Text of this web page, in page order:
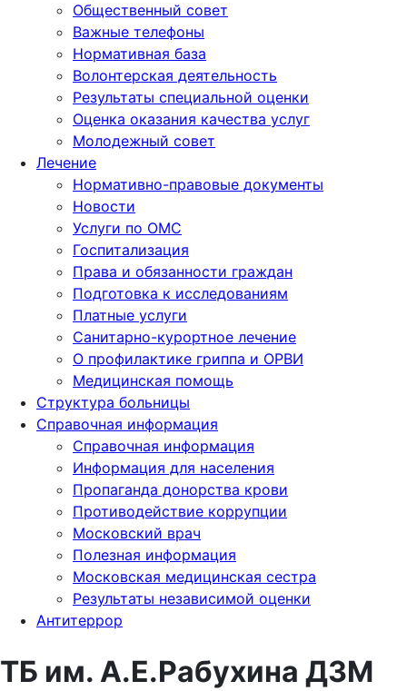
Общественный совет
Важные телефоны
Нормативная база
Волонтерская деятельность
Результаты специальной оценки
Оценка оказания качества услуг
Молодежный совет
Лечение
Нормативно-правовые документы
Новости
Услуги по ОМС
Госпитализация
Права и обязанности граждан
Подготовка к исследованиям
Платные услуги
Санитарно-курортное лечение
О профилактике гриппа и ОРВИ
Медицинская помощь
Структура больницы
Справочная информация
Справочная информация
Информация для населения
Пропаганда донорства крови
Противодействие коррупции
Московский врач
Полезная информация
Московская медицинская сестра
Результаты независимой оценки
Антитеррор
ТБ им. А.Е.Рабухина ДЗМ